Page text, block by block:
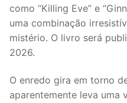
como “Killing Eve” e
uma combinação
mistério. O livro será
2026.
O enredo gira em torno
aparentemente leva uma